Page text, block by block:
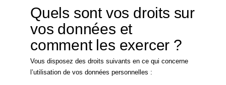
Quels sont vos droits sur
vos données et
comment les exercer ?
Vous disposez des droits suivants en ce qui concerne
l’utilisation de vos données personnelles :